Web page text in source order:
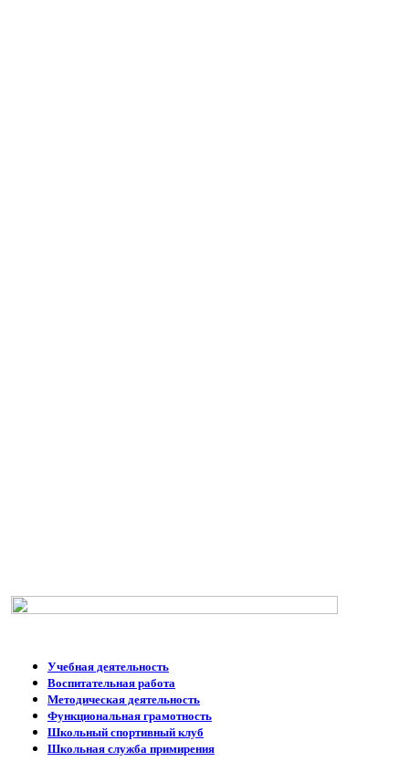
Учебная деятельность
Воспитательная работа
Методическая деятельность
Функциональная грамотность
Школьный спортивный клуб
Школьная служба примирения